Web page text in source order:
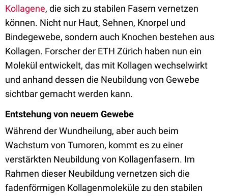
Kollagene, die sich zu stabilen Fasern vernetzen
können. Nicht nur Haut, Sehnen, Knorpel und
Bindegewebe, sondern auch Knochen bestehen aus
Kollagen. Forscher der ETH Zürich haben nun ein
Molekül entwickelt, das mit Kollagen wechselwirkt
und anhand dessen die Neubildung von Gewebe
sichtbar gemacht werden kann.
Entstehung von neuem Gewebe
Während der Wundheilung, aber auch beim
Wachstum von Tumoren, kommt es zu einer
verstärkten Neubildung von Kollagenfasern. Im
Rahmen dieser Neubildung vernetzen sich die
fadenförmigen Kollagenmoleküle zu den stabilen